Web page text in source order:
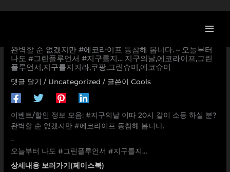
로
완벽할 순 없겠지만 #에코라이프 동참해 봅니다. – 오늘부터
나도 #그린플루언서 #지구를지… 지구의날,에코라이프,그린
플루언서,지구를지켜라,쿠팡,그린슈머,에코슈머
댓글 달기 / Uncategorized / 글쓴이Cools
이벤트/할인 정보 모음: #지구의날 이따 20시 같이 소등 하실 분?
완벽할 순 없겠지만 #에코라이프 동참해 봅니다.
–
오늘부터 나도 #그린플루언서 #지구를지…
상세내용 보러가기(페이스북)